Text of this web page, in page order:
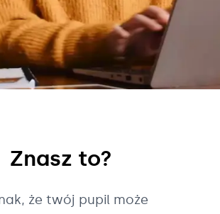
Znasz to?
że twój pupil może